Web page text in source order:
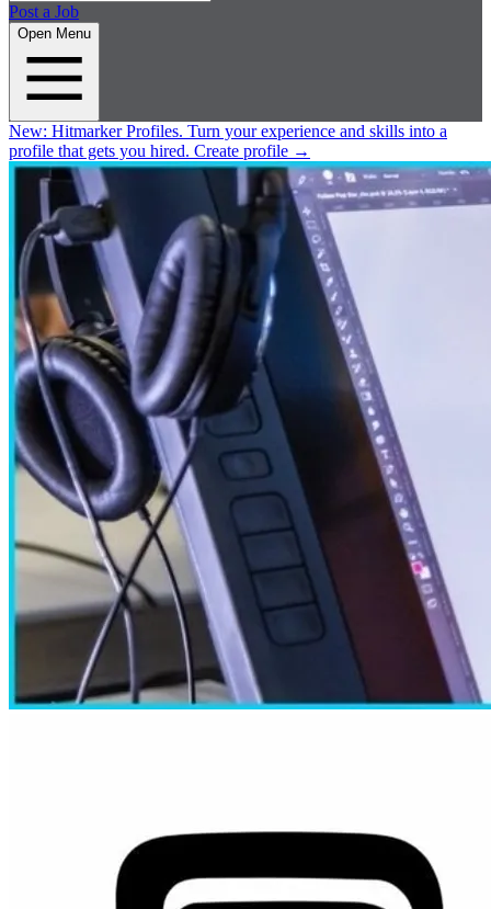
Post a Job
Open Menu
New: Hitmarker Profiles. Turn your experience and skills into a
profile that gets you hired. Create profile →